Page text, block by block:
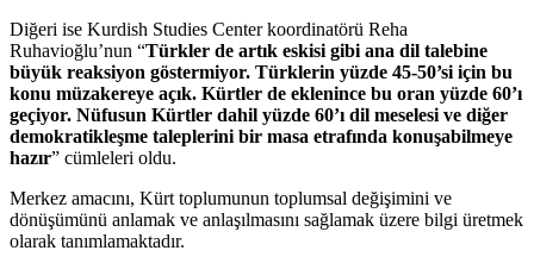
Diğeri ise Kurdish Studies Center koordinatörü Reha
Ruhavioğlu’nun “Türkler de artık eskisi gibi ana dil talebine
büyük reaksiyon göstermiyor. Türklerin yüzde 45-50’si için bu
konu müzakereye açık. Kürtler de eklenince bu oran yüzde 60’ı
geçiyor. Nüfusun Kürtler dahil yüzde 60’ı dil meselesi ve diğer
demokratikleşme taleplerini bir masa etrafında konuşabilmeye
hazır” cümleleri oldu.
Merkez amacını, Kürt toplumunun toplumsal değişimini ve
dönüşümünü anlamak ve anlaşılmasını sağlamak üzere bilgi üretmek
olarak tanımlamaktadır.